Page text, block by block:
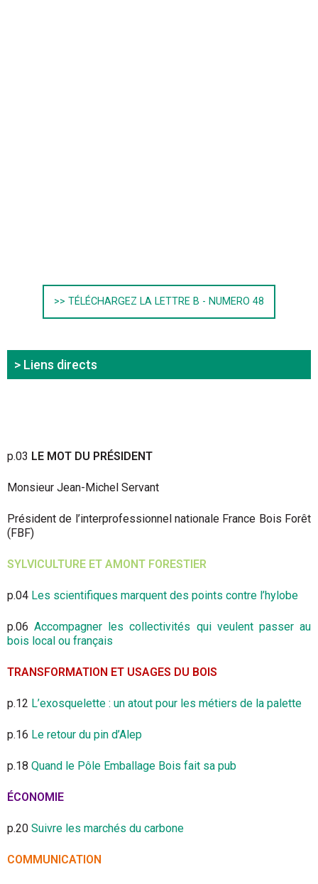
>> TÉLÉCHARGEZ LA LETTRE B - NUMERO 48
> Liens directs
p.03 LE MOT DU PRÉSIDENT
Monsieur Jean-Michel Servant
Président de l’interprofessionnel nationale France Bois Forêt
(FBF)
SYLVICULTURE ET AMONT FORESTIER
p.04 Les scientifiques marquent des points contre l’hylobe
p.06Accompagner les collectivités qui veulent passer au
bois local ou français
TRANSFORMATION ET USAGES DU BOIS
p.12 L’exosquelette : un atout pour les métiers de la palette
p.16 Le retour du pin d’Alep
p.18 Quand le Pôle Emballage Bois fait sa pub
ÉCONOMIE
p.20 Suivre les marchés du carbone
COMMUNICATION